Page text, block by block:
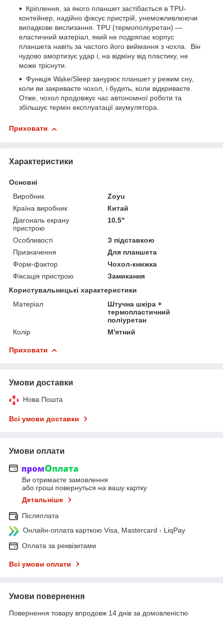
Кріплення, за якого планшет застібається в TPU-
контейнер, надійно фіксує пристрій, унеможливлюючи
випадкове вислизання. TPU (термополіуретан) —
еластичний матеріал, який не подряпає корпус
планшета навіть за частого його виймання з чохла. Він
чудово амортизує удар і, на відміну від пластику, не
може тріснути.
Функція Wake/Sleep занурює планшет у режим сну,
коли ви закриваєте чохол, і будить, коли відкриваєте.
Отже, чохол продовжує час автономної роботи та
збільшує термін експлуатації акумулятора.
Приховати
Характеристики
Основні
Виробник
Zoyu
Країна виробник
Китай
Діагональ екрану
пристрою
10.5"
Особливості
З підставкою
Призначення
Для планшета
Форм-фактор
Чохол-книжка
Фіксація пристрою
Замикання
Користувальницькі характеристики
Матеріал
Штучна шкіра +
термопластичний
поліуретан
Колір
М'ятний
Приховати
Умови доставки
Нова Пошта
Всі умови доставки
Умови оплати
Ви отримаєте замовлення
або гроші повернуться на вашу картку
Детальніше
Післяплата
Онлайн-оплата карткою Visa, Mastercard - LiqPay
Оплата за реквізитами
Всі умови оплати
Умови повернення
Повернення товару впродовж 14 днів за домовленістю